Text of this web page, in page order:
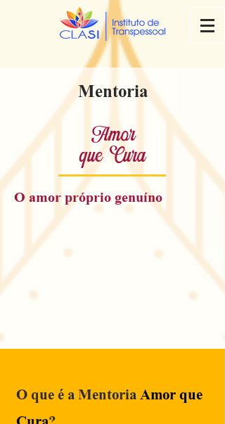
Mentoria
Amor
que Cura
O amor próprio genuíno
O que é a MentoriaAmor que